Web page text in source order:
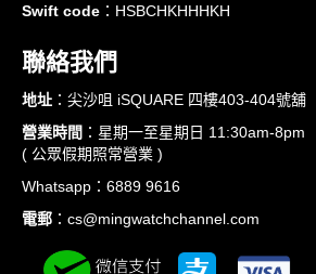
Swift code ：HSBCHKHHHKH
聯絡我們
地址 ：尖沙咀 iSQUARE 四樓403-404號舖
營業時間 ：星期一至星期日 11:30am-8pm
( 公眾假期照常營業 )
Whatsapp：6889 9616
電郵 ：cs@mingwatchchannel.com